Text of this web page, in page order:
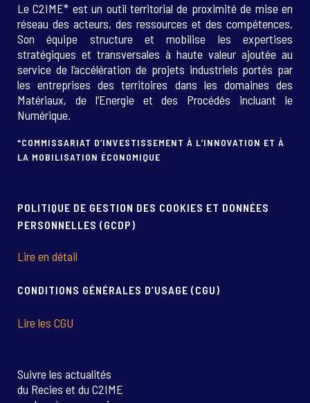
Le C2IME* est un outil territorial de proximité de mise en
réseau des acteurs, des ressources et des compétences.
Son équipe structure et mobilise les expertises
stratégiques et transversales à haute valeur ajoutée au
service de l’accélération de projets industriels portés par
les entreprises des territoires dans les domaines des
Matériaux, de l’Energie et des Procédés incluant le
Numérique.
*COMMISSARIAT D’INVESTISSEMENT À L’INNOVATION ET À
LA MOBILISATION ÉCONOMIQUE
POLITIQUE DE GESTION DES COOKIES ET DONNÉES
PERSONNELLES (GCDP)
Lire en détail
CONDITIONS GÉNÉRALES D’USAGE (CGU)
Lire les CGU
Suivre les actualités
du Recies et du C2IME